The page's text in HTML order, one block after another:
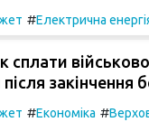
#Електрична
сплати
закінчення
#Економіка #